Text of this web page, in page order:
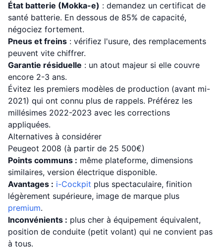
État batterie (Mokka-e) : demandez un certificat de
santé batterie. En dessous de 85% de capacité,
négociez fortement.
Pneus et freins : vérifiez l'usure, des remplacements
peuvent vite chiffrer.
Garantie résiduelle : un atout majeur si elle couvre
encore 2-3 ans.
Évitez les premiers modèles de production (avant mi-
2021) qui ont connu plus de rappels. Préférez les
millésimes 2022-2023 avec les corrections
appliquées.
Alternatives à considérer
Peugeot 2008 (à partir de 25 500€)
Points communs : même plateforme, dimensions
similaires, version électrique disponible.
Avantages : i-Cockpit plus spectaculaire, finition
légèrement supérieure, image de marque plus
premium.
Inconvénients : plus cher à équipement équivalent,
position de conduite (petit volant) qui ne convient pas
à tous.